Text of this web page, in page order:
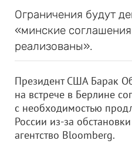
Ограничения будут
«минские
реализованы».
Президент США Барак
на встрече в Берлине
с необходимостью
России из-за
агентство Bloomberg.